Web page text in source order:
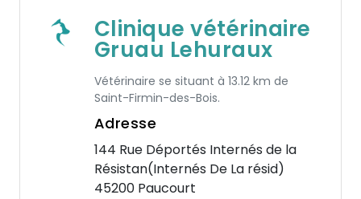
Clinique vétérinaire
Gruau Lehuraux
Vétérinaire se situant à 13.12 km de
Saint-Firmin-des-Bois.
Adresse
144 Rue Déportés Internés de la
Résistan(Internés De La résid)
45200 Paucourt